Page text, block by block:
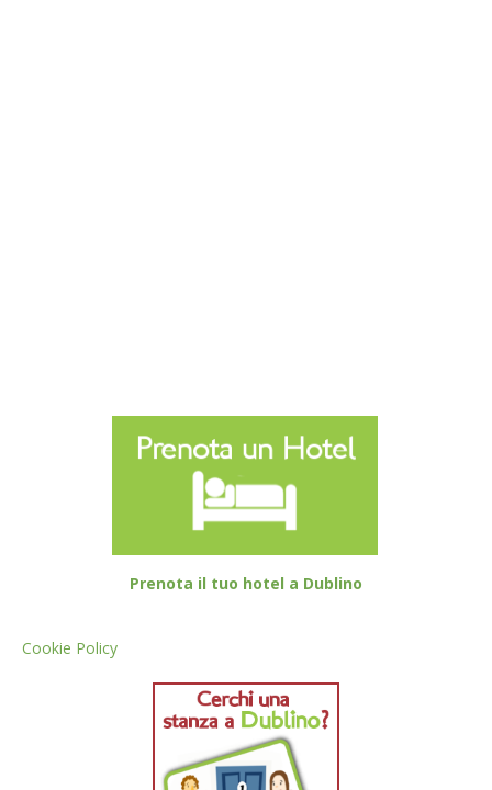
Prenota il tuo hotel a Dublino
Cookie Policy